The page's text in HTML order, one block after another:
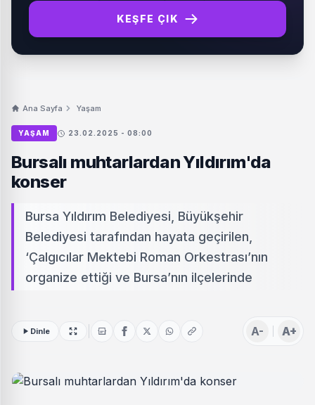
KEŞFE ÇIK
Ana Sayfa Yaşam
YAŞAM 23.02.2025 - 08:00
Bursalı muhtarlardan Yıldırım'da
konser
Bursa Yıldırım Belediyesi, Büyükşehir
Belediyesi tarafından hayata geçirilen,
‘Çalgıcılar Mektebi Roman Orkestrası’nın
organize ettiği ve Bursa’nın ilçelerinde
Dinle A- A+